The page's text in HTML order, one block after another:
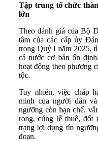
Tập trung tổ chức
lớn
Theo đánh giá của Bộ
tâm của các cấp ủy
trong Quý I năm 2025,
cả nước cơ bản ổn
hoạt động theo phương
tộc.
Tuy nhiên, việc chấp
minh của người dân
ngưỡng còn hạn chế,
rong, cúng lễ thuê,
trạng lợi dụng tín
đoan.